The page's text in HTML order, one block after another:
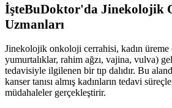
İşteBuDoktor'da Jinekolojik
Uzmanları
Jinekolojik onkoloji cerrahisi, kadın üreme
yumurtalıklar, rahim ağzı, vajina, vulva)
tedavisiyle ilgilenen bir tıp dalıdır. Bu
kanser tanısı almış kadınların tedavi
müdahaleler gerçekleştirir.